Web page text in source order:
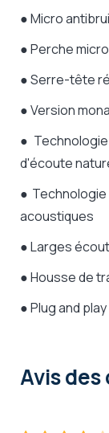
● Micro
● Perche
● Serre-tête
● Version
●
d'écoute
● T
acoustiques
● Larges
● Housse de
● Plug and play
Avis